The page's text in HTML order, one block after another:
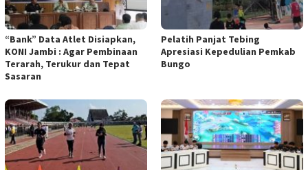
“Bank” Data Atlet Disiapkan,
KONI Jambi : Agar Pembinaan
Terarah, Terukur dan Tepat
Sasaran
Pelatih Panjat Tebing
Apresiasi Kepedulian Pemkab
Bungo